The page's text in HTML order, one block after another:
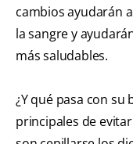
cambios ayudarán
la sangre y
más saludables.
¿Y qué pasa con su
principales de